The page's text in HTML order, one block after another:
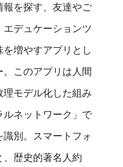
報を探す、友達やご
デュケーションツ
増やすアプリとし
このアプリは人間
モデル化した組み
ネットワーク」で
別。スマートフォ
、歴史的著名人約